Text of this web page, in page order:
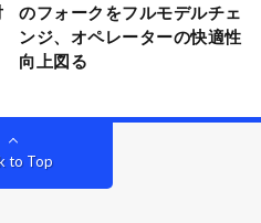
のフォークをフルモデルチェ
ンジ、オペレーターの快適性
向上図る
to Top